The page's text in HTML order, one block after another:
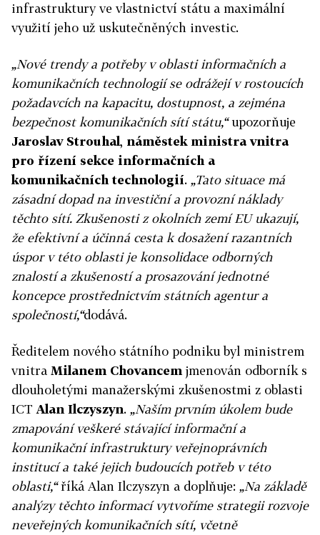
infrastruktury ve vlastnictví státu a maximální
využití jeho už uskutečněných investic.
„Nové trendy a potřeby v oblasti informačních a
komunikačních technologií se odrážejí v rostoucích
požadavcích na kapacitu, dostupnost, a zejména
bezpečnost komunikačních sítí státu,“upozorňuje
Jaroslav Strouhal, náměstek ministra vnitra
pro řízení sekce informačních a
komunikačních technologií. „Tato situace má
zásadní dopad na investiční a provozní náklady
těchto sítí. Zkušenosti z okolních zemí EU ukazují,
že efektivní a účinná cesta k dosažení razantních
úspor v této oblasti je konsolidace odborných
znalostí a zkušeností a prosazování jednotné
koncepce prostřednictvím státních agentur a
společností,“dodává.
Ředitelem nového státního podniku byl ministrem
vnitra Milanem Chovancem jmenován odborník s
dlouholetými manažerskými zkušenostmi z oblasti
ICT Alan Ilczyszyn. „Naším prvním úkolem bude
zmapování veškeré stávající informační a
komunikační infrastruktury veřejnoprávních
institucí a také jejich budoucích potřeb v této
oblasti,“říká Alan Ilczyszyn a doplňuje: „Na základě
analýzy těchto informací vytvoříme strategii rozvoje
neveřejných komunikačních sítí, včetně